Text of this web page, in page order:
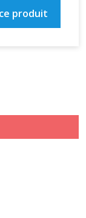
produit